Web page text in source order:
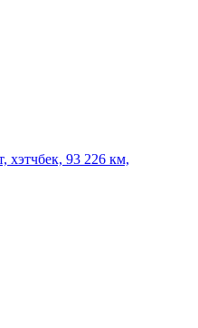
хэтчбек, 93 226 км,